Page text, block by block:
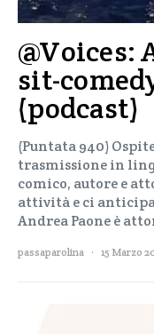
@Voices:
sit-
(podcast)
(Puntata 940) Ospite
trasmissione in
comico, autore e
attività e ci
Andrea Paone è
passaparolina 15 Marzo